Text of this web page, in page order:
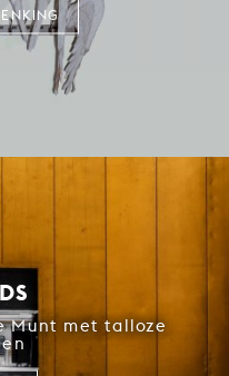
Munt met talloze